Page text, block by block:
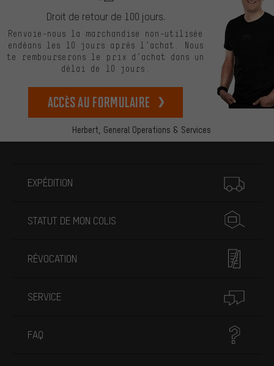
Herbert, General Operations & Services
Droit de retour de 100 jours.
Renvoie-nous la marchandise non-utilisée
endéans les 10 jours après l’achat. Nous
te rembourserons le prix d’achat dans un
délai de 10 jours.
Accès au formulaire
EXPÉDITION
STATUT DE MON COLIS
RÉVOCATION
SERVICE
FAQ